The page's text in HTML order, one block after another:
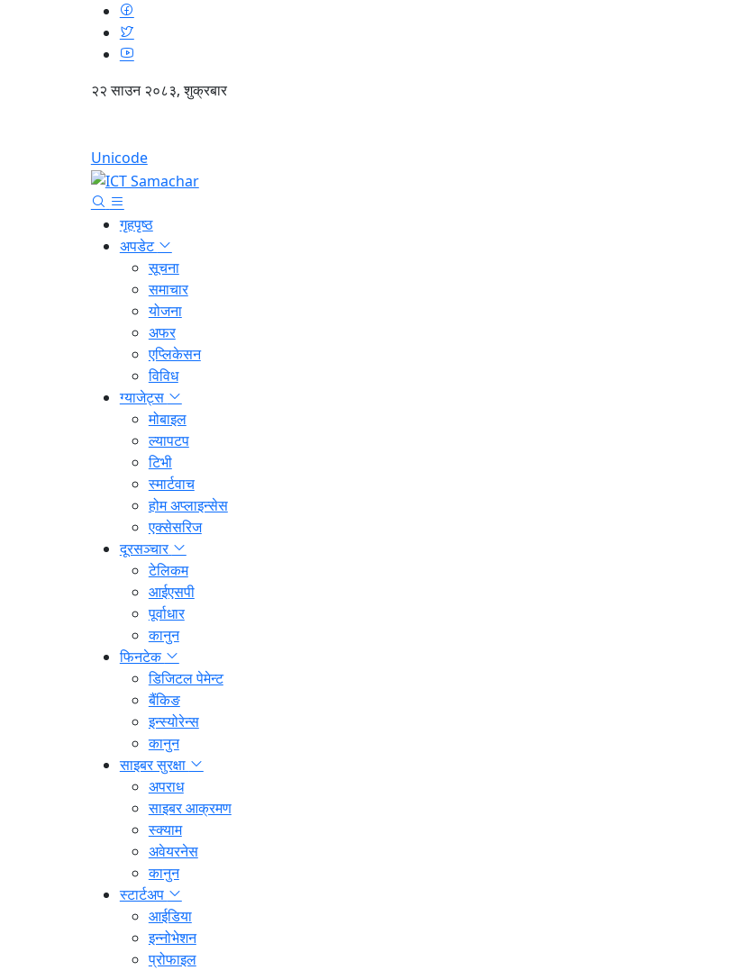
२२ साउन २०८३, शुक्रबार
Unicode
गृहपृष्ठ
अपडेट
सूचना
समाचार
योजना
अफर
एप्लिकेसन
विविध
ग्याजेट्स
मोबाइल
ल्यापटप
टिभी
स्मार्टवाच
होम अप्लाइन्सेस
एक्सेसरिज
दूरसञ्चार
टेलिकम
आईएसपी
पूर्वाधार
कानुन
फिनटेक
डिजिटल पेमेन्ट
बैंकिङ
इन्स्योरेन्स
कानुन
साइबर सुरक्षा
अपराध
साइबर आक्रमण
स्क्याम
अवेयरनेस
कानुन
स्टार्टअप
आईडिया
इन्नोभेशन
प्रोफाइल